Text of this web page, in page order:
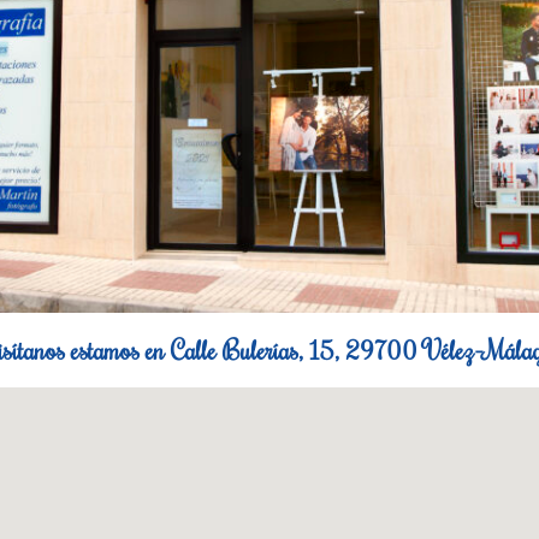
estamos en Calle Bulerías, 15, 29700 Vélez-